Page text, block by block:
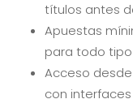
títulos antes
Apuestas
para todo
Acceso
con